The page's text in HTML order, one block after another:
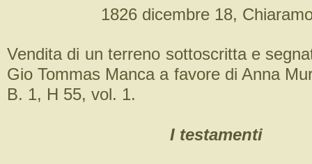
1826 dicembre 18,
Vendita di un terreno sottoscritta e
Gio Tommas Manca a favore di Anna
B. 1, H 55, vol. 1.
I testamenti